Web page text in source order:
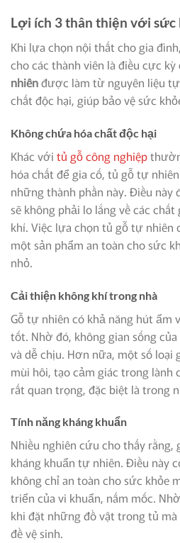
Lợi ích 3 thân thiện với
Khi lựa chọn nội thất cho gia
cho các thành viên là điều cực
nhiênđược làm từ nguyên liệu
chất độc hại, giúp bảo vệ sức
Không chứa hóa chất độc hại
Khác với tủ gỗ công nghiệp
hóa chất để gia cố, tủ gỗ tự
những thành phần này. Điều này
sẽ không phải lo lắng về các
khí. Việc lựa chọn tủ gỗ tự nhiên
một sản phẩm an toàn cho sức
nhỏ.
Cải thiện không khí trong nhà
Gỗ tự nhiên có khả năng hút ẩm
tốt. Nhờ đó, không gian sống
và dễ chịu. Hơn nữa, một số loại
mùi hôi, tạo cảm giác trong lành
rất quan trọng, đặc biệt là trong
Tính năng kháng khuẩn
Nhiều nghiên cứu cho thấy
kháng khuẩn tự nhiên. Điều này
không chỉ an toàn cho sức khỏe
triển của vi khuẩn, nấm mốc.
khi đặt những đồ vật trong tủ mà
đề vệ sinh.